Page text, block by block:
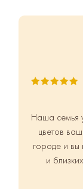
Наша семья
цветов
городе и вы
и